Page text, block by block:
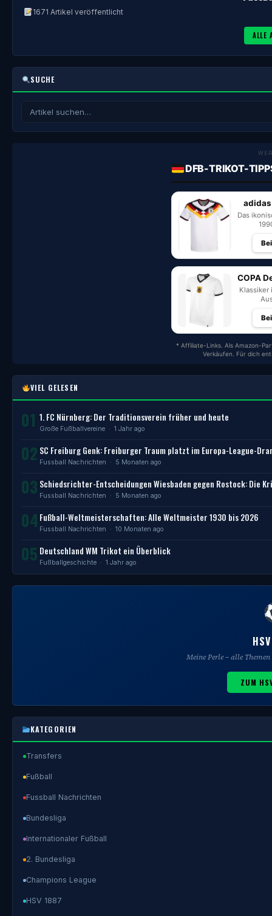
1671 Artikel veröffentlicht
ALLE
SUCHE
DFB-TRIKOT-
Das
COPA
Klassiker
* Affiliate-Links. Als Amazon-
Verkäufen. Für dich
VIEL GELESEN
01 1. FC Nürnberg: Der Traditionsverein früher und heute
Große Fußballvereine · 1 Jahr ago
02 SC Freiburg Genk: Freiburger Traum platzt im Europa-League-
Fussball Nachrichten · 5 Monaten ago
03 Schiedsrichter-Entscheidungen Wiesbaden gegen Rostock: Die
Fussball Nachrichten · 5 Monaten ago
04 Fußball-Weltmeisterschaften: Alle Weltmeister 1930 bis 2026
Fussball Nachrichten · 10 Monaten ago
05 Deutschland WM Trikot ein Überblick
Fußballgeschichte · 1 Jahr ago
Meine Perle – alle
ZUM
KATEGORIEN
Transfers
Fußball
Fussball Nachrichten
Bundesliga
Internationaler Fußball
2. Bundesliga
Champions League
HSV 1887